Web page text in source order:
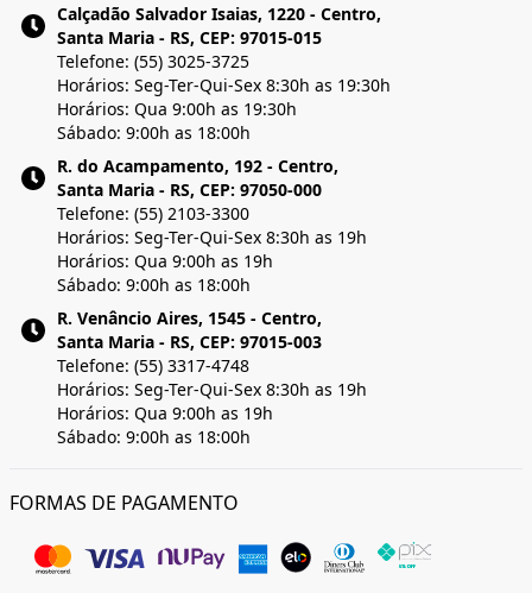
Calçadão Salvador Isaias, 1220 - Centro,
Santa Maria - RS, CEP: 97015-015
Telefone: (55) 3025-3725
Horários: Seg-Ter-Qui-Sex 8:30h as 19:30h
Horários: Qua 9:00h as 19:30h
Sábado: 9:00h as 18:00h
R. do Acampamento, 192 - Centro,
Santa Maria - RS, CEP: 97050-000
Telefone: (55) 2103-3300
Horários: Seg-Ter-Qui-Sex 8:30h as 19h
Horários: Qua 9:00h as 19h
Sábado: 9:00h as 18:00h
R. Venâncio Aires, 1545 - Centro,
Santa Maria - RS, CEP: 97015-003
Telefone: (55) 3317-4748
Horários: Seg-Ter-Qui-Sex 8:30h as 19h
Horários: Qua 9:00h as 19h
Sábado: 9:00h as 18:00h
FORMAS DE PAGAMENTO